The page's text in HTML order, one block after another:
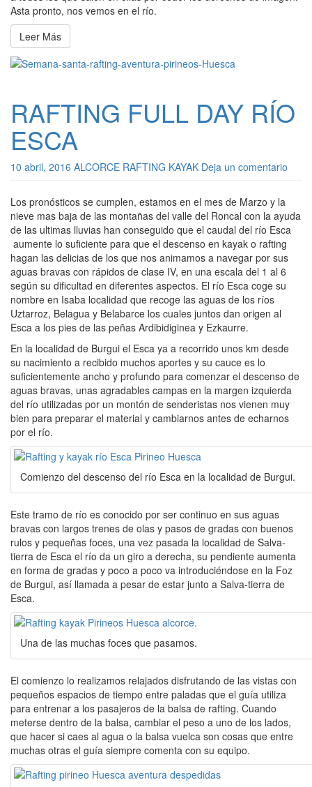
Asta pronto, nos vemos en el río.
Leer Más
RAFTING FULL DAY RÍO
ESCA
10 abril, 2016 ALCORCE RAFTING KAYAK Deja un comentario
Los pronósticos se cumplen, estamos en el mes de Marzo y la
nieve mas baja de las montañas del valle del Roncal con la ayuda
de las ultimas lluvias han conseguido que el caudal del río Esca
aumente lo suficiente para que el descenso en kayak o rafting
hagan las delicias de los que nos animamos a navegar por sus
aguas bravas con rápidos de clase IV, en una escala del 1 al 6
según su dificultad en diferentes aspectos. El río Esca coge su
nombre en Isaba localidad que recoge las aguas de los ríos
Uztarroz, Belagua y Belabarce los cuales juntos dan origen al
Esca a los pies de las peñas Ardibidiginea y Ezkaurre.
En la localidad de Burgui el Esca ya a recorrido unos km desde
su nacimiento a recibido muchos aportes y su cauce es lo
suficientemente ancho y profundo para comenzar el descenso de
aguas bravas, unas agradables campas en la margen izquierda
del río utilizadas por un montón de senderistas nos vienen muy
bien para preparar el material y cambiarnos antes de echarnos
por el río.
Comienzo del descenso del río Esca en la localidad de Burgui.
Este tramo de río es conocido por ser continuo en sus aguas
bravas con largos trenes de olas y pasos de gradas con buenos
rulos y pequeñas foces, una vez pasada la localidad de Salva-
tierra de Esca el río da un giro a derecha, su pendiente aumenta
en forma de gradas y poco a poco va introduciéndose en la Foz
de Burgui, así llamada a pesar de estar junto a Salva-tierra de
Esca.
Una de las muchas foces que pasamos.
El comienzo lo realizamos relajados disfrutando de las vistas con
pequeños espacios de tiempo entre paladas que el guía utiliza
para entrenar a los pasajeros de la balsa de rafting. Cuando
meterse dentro de la balsa, cambiar el peso a uno de los lados,
que hacer si caes al agua o la balsa vuelca son cosas que entre
muchas otras el guía siempre comenta con su equipo.